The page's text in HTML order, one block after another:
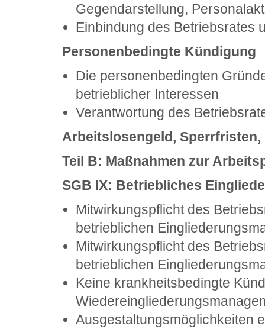
Gegendarstellung,
Einbindung des Betriebsrates
Personenbedingte Kündigung
Die personenbedingten
betrieblicher Interessen
Verantwortung des
Arbeitslosengeld, Sperrfristen,
Teil B: Maßnahmen zur
SGB IX: Betriebliches
Mitwirkungspflicht des
betrieblichen
Mitwirkungspflicht des
betrieblichen
Keine krankheitsbedingte
Ausgestaltungsmöglichkeiten